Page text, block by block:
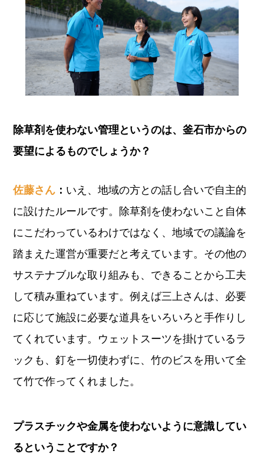
除草剤を使わない管理というのは、釜石市からの
要望によるものでしょうか？
佐藤さん ： いえ、地域の方との話し合いで自主的
に設けたルールです。除草剤を使わないこと自体
にこだわっているわけではなく、地域での議論を
踏まえた運営が重要だと考えています。その他の
サステナブルな取り組みも、できることから工夫
して積み重ねています。例えば三上さんは、必要
に応じて施設に必要な道具をいろいろと手作りし
てくれています。ウェットスーツを掛けているラ
ックも、釘を一切使わずに、竹のビスを用いて全
て竹で作ってくれました。
プラスチックや金属を使わないように意識してい
るということですか？